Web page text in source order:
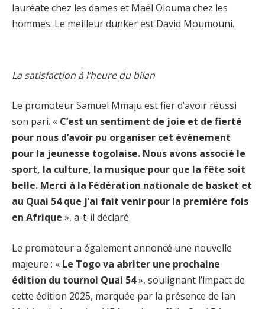
lauréate chez les dames et Maël Olouma chez les
hommes. Le meilleur dunker est David Moumouni.
La satisfaction à l’heure du bilan
Le promoteur Samuel Mmaju est fier d’avoir réussi
son pari. « C’est un sentiment de joie et de fierté
pour nous d’avoir pu organiser cet événement
pour la jeunesse togolaise. Nous avons associé le
sport, la culture, la musique pour que la fête soit
belle. Merci à la Fédération nationale de basket et
au Quai 54 que j’ai fait venir pour la première fois
en Afrique », a-t-il déclaré.
Le promoteur a également annoncé une nouvelle
majeure : « Le Togo va abriter une prochaine
édition du tournoi Quai 54», soulignant l’impact de
cette édition 2025, marquée par la présence de Ian